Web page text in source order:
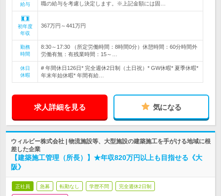
給与
職の給与を考慮し決定します。※上記金額には固…
初年度
年収
367万円～441万円
勤務
時間
8:30～17:30 （所定労働時間：8時間0分）休憩時間：60分時間外
労働有無：有残業時間：15～…
休日
休暇
# 年間休日126日* 完全週休2日制（土日祝）* GW休暇* 夏季休暇*
年末年始休暇* 年間有給…
求人詳細を見る 気になる
ウィルビー株式会社 | 物流施設等、大型施設の建築施工を手がける地域に根
差した企業
【建築施工管理（所長）】★年収820万円以上も目指せる《大
阪》
正社員 急募 転勤なし 学歴不問 完全週休2日制